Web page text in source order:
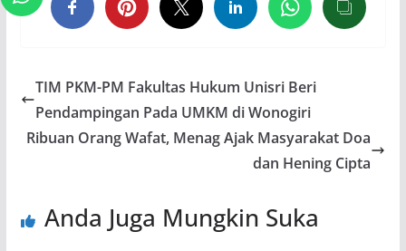
TIM PKM-PM Fakultas Hukum Unisri Beri
Pendampingan Pada UMKM di Wonogiri
Ribuan Orang Wafat, Menag Ajak Masyarakat Doa
dan Hening Cipta
Anda Juga Mungkin Suka